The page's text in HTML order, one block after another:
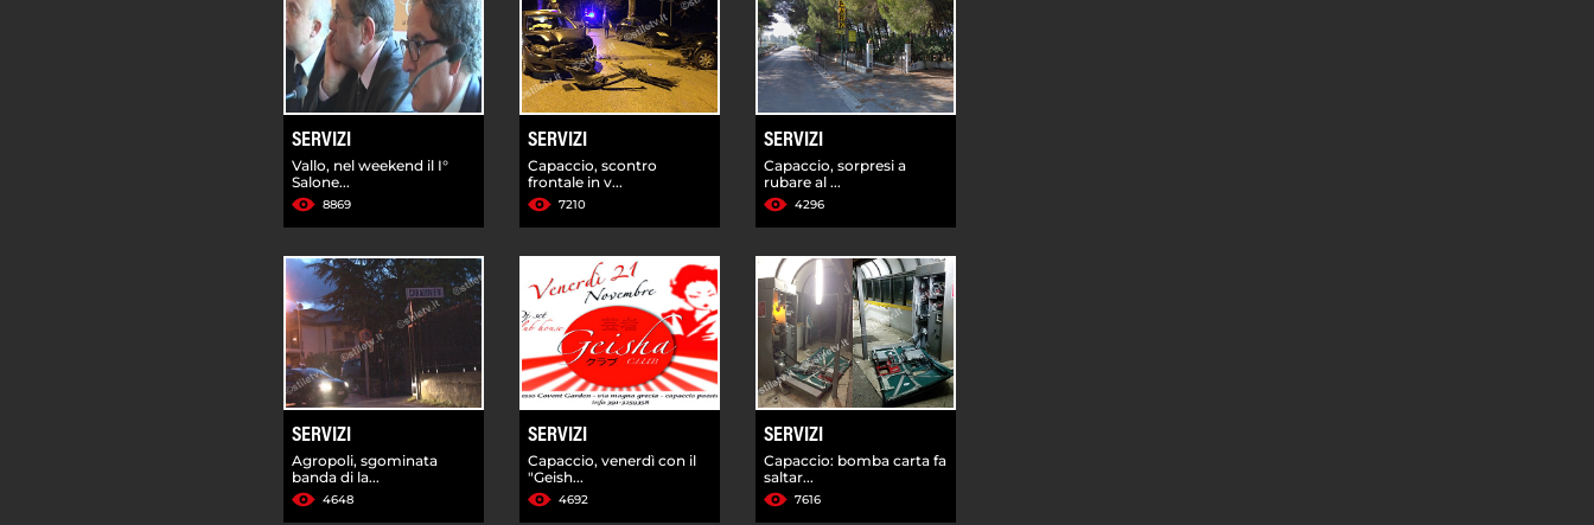
SERVIZI
Vallo, nel weekend il I°
Salone...
8869
SERVIZI
Capaccio, scontro
frontale in v...
7210
SERVIZI
Capaccio, sorpresi a
rubare al ...
4296
SERVIZI
Agropoli, sgominata
banda di la...
4648
SERVIZI
Capaccio, venerdì con il
"Geish...
4692
SERVIZI
Capaccio: bomba carta fa
saltar...
7616